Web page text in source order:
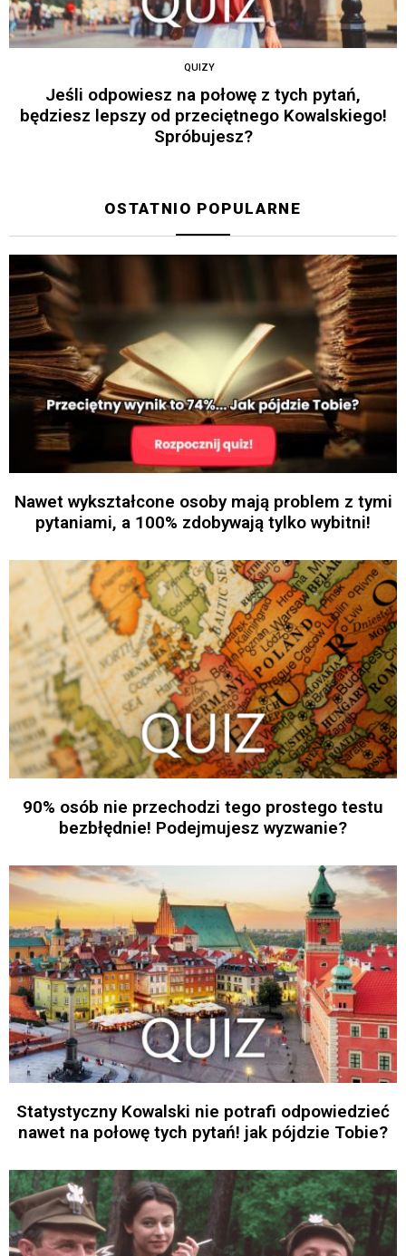
QUIZY
Jeśli odpowiesz na połowę z tych pytań,
będziesz lepszy od przeciętnego Kowalskiego!
Spróbujesz?
OSTATNIO POPULARNE
Nawet wykształcone osoby mają problem z tymi
pytaniami, a 100% zdobywają tylko wybitni!
90% osób nie przechodzi tego prostego testu
bezbłędnie! Podejmujesz wyzwanie?
Statystyczny Kowalski nie potrafi odpowiedzieć
nawet na połowę tych pytań! jak pójdzie Tobie?